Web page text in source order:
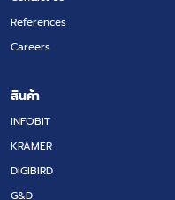
References
Careers
สินค้า
INFOBIT
KRAMER
DIGIBIRD
G&D